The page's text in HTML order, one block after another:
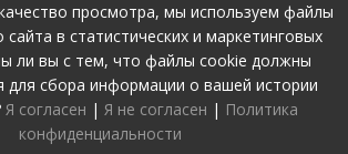
просмотра, мы используем файлы
сайта в статистических и маркетинговых
ли вы с тем, что файлы cookie должны
для сбора информации о вашей истории
Я согласен | Я не согласен | Политика
конфиденциальности